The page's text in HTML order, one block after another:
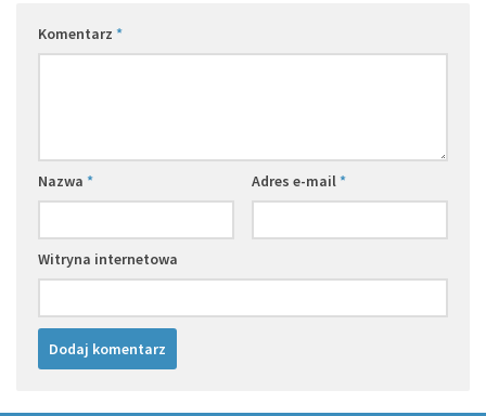
Komentarz *
Nazwa * Adres e-mail*
Witryna internetowa